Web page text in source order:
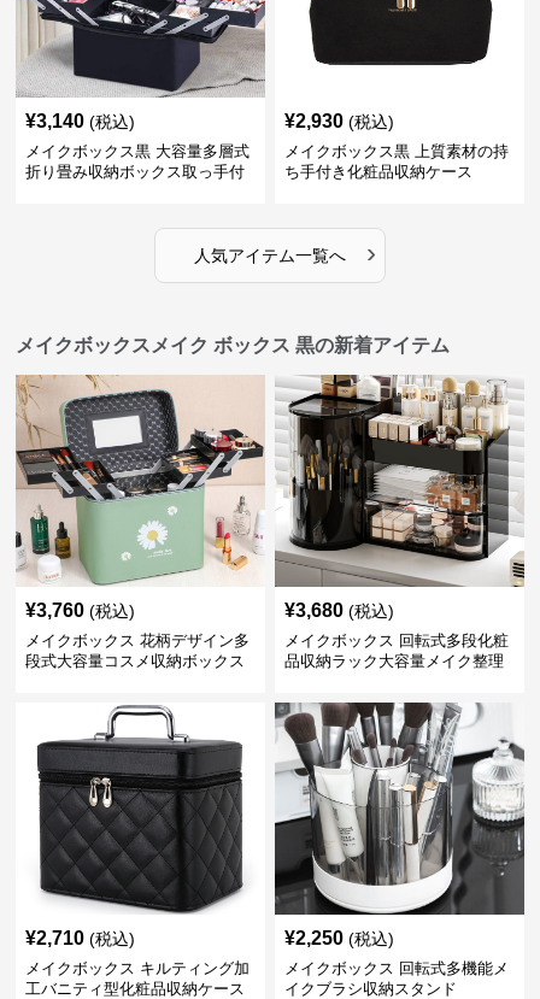
¥3,140 (税込)
メイクボックス黒 大容量多層式
折り畳み収納ボックス取っ手付
¥2,930 (税込)
メイクボックス黒 上質素材の持
ち手付き化粧品収納ケース
人気アイテム一覧へ ›
メイクボックスメイク ボックス 黒の新着アイテム
¥3,760 (税込)
メイクボックス 花柄デザイン多
段式大容量コスメ収納ボックス
¥3,680 (税込)
メイクボックス 回転式多段化粧
品収納ラック大容量メイク整理
¥2,710 (税込)
メイクボックス キルティング加
工バニティ型化粧品収納ケース
¥2,250 (税込)
メイクボックス 回転式多機能メ
イクブラシ収納スタンド